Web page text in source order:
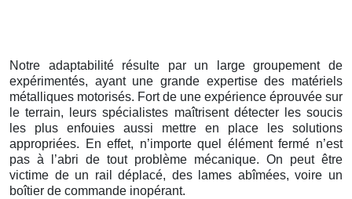
Notre adaptabilité résulte par un large groupement de
expérimentés, ayant une grande expertise des matériels
métalliques motorisés. Fort de une expérience éprouvée sur
le terrain, leurs spécialistes maîtrisent détecter les soucis
les plus enfouies aussi mettre en place les solutions
appropriées. En effet, n’importe quel élément fermé n’est
pas à l’abri de tout problème mécanique. On peut être
victime de un rail déplacé, des lames abîmées, voire un
boîtier de commande inopérant.